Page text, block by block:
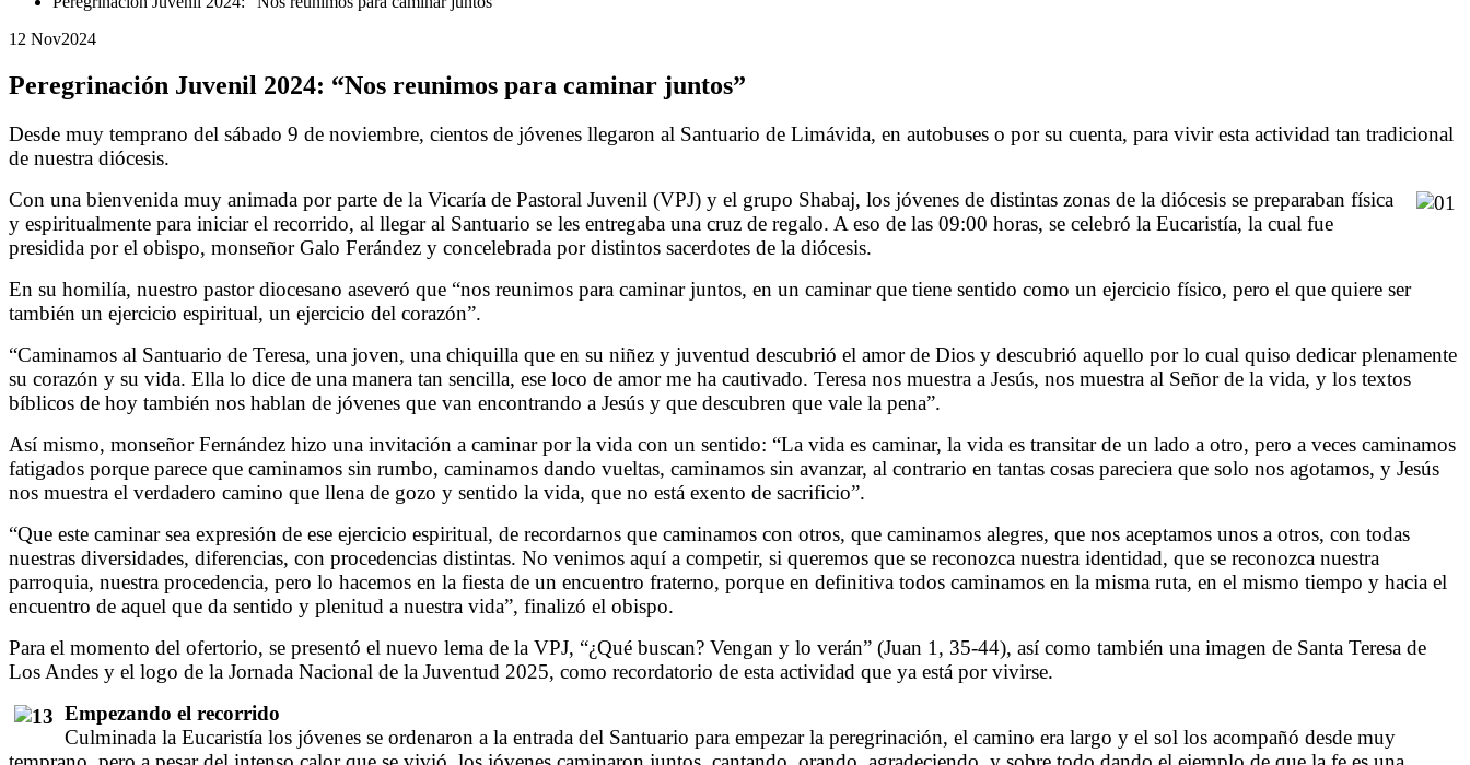
12 Nov2024
Peregrinación Juvenil 2024: “Nos reunimos para caminar juntos”
Desde muy temprano del sábado 9 de noviembre, cientos de jóvenes llegaron al Santuario de Limávida, en autobuses o por su cuenta, para vivir esta actividad tan tradicional
de nuestra diócesis.
Con una bienvenida muy animada por parte de la Vicaría de Pastoral Juvenil (VPJ) y el grupo Shabaj, los jóvenes de distintas zonas de la diócesis se preparaban física
y espiritualmente para iniciar el recorrido, al llegar al Santuario se les entregaba una cruz de regalo. A eso de las 09:00 horas, se celebró la Eucaristía, la cual fue
presidida por el obispo, monseñor Galo Ferández y concelebrada por distintos sacerdotes de la diócesis.
En su homilía, nuestro pastor diocesano aseveró que “nos reunimos para caminar juntos, en un caminar que tiene sentido como un ejercicio físico, pero el que quiere ser
también un ejercicio espiritual, un ejercicio del corazón”.
“Caminamos al Santuario de Teresa, una joven, una chiquilla que en su niñez y juventud descubrió el amor de Dios y descubrió aquello por lo cual quiso dedicar plenamente
su corazón y su vida. Ella lo dice de una manera tan sencilla, ese loco de amor me ha cautivado. Teresa nos muestra a Jesús, nos muestra al Señor de la vida, y los textos
bíblicos de hoy también nos hablan de jóvenes que van encontrando a Jesús y que descubren que vale la pena”.
Así mismo, monseñor Fernández hizo una invitación a caminar por la vida con un sentido: “La vida es caminar, la vida es transitar de un lado a otro, pero a veces caminamos
fatigados porque parece que caminamos sin rumbo, caminamos dando vueltas, caminamos sin avanzar, al contrario en tantas cosas pareciera que solo nos agotamos, y Jesús
nos muestra el verdadero camino que llena de gozo y sentido la vida, que no está exento de sacrificio”.
“Que este caminar sea expresión de ese ejercicio espiritual, de recordarnos que caminamos con otros, que caminamos alegres, que nos aceptamos unos a otros, con todas
nuestras diversidades, diferencias, con procedencias distintas. No venimos aquí a competir, si queremos que se reconozca nuestra identidad, que se reconozca nuestra
parroquia, nuestra procedencia, pero lo hacemos en la fiesta de un encuentro fraterno, porque en definitiva todos caminamos en la misma ruta, en el mismo tiempo y hacia el
encuentro de aquel que da sentido y plenitud a nuestra vida”, finalizó el obispo.
Para el momento del ofertorio, se presentó el nuevo lema de la VPJ, “¿Qué buscan? Vengan y lo verán” (Juan 1, 35-44), así como también una imagen de Santa Teresa de
Los Andes y el logo de la Jornada Nacional de la Juventud 2025, como recordatorio de esta actividad que ya está por vivirse.
Empezando el recorrido
Culminada la Eucaristía los jóvenes se ordenaron a la entrada del Santuario para empezar la peregrinación, el camino era largo y el sol los acompañó desde muy